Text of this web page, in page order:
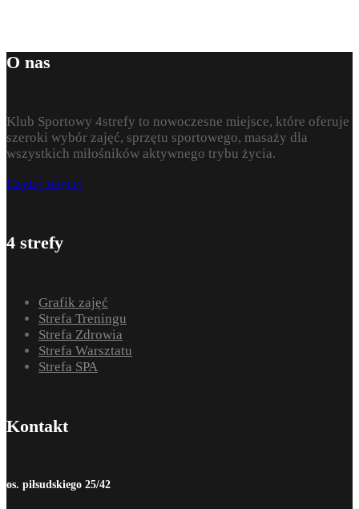
O nas
Klub Sportowy 4strefy to nowoczesne miejsce, które oferuje
szeroki wybór zajęć, sprzętu sportowego, masaży dla
wszystkich miłośników aktywnego trybu życia.
Czytaj więcej
4 strefy
Grafik zajęć
Strefa Treningu
Strefa Zdrowia
Strefa Warsztatu
Strefa SPA
Kontakt
os. piłsudskiego 25/42